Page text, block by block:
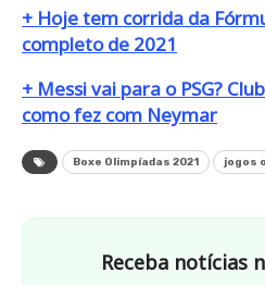
+ Hoje tem corrida da
completo de 2021
+ Messi vai para o PSG?
como fez com Neymar
Boxe Olimpíadas 2021 jogos
Receba notícias